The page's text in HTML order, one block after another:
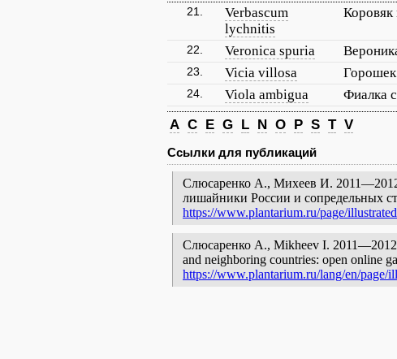
21.
Verbascum
lychnitis
22. Veronica spuria
23.
Vicia villosa
24.
Viola ambigua Фиалка
A C E G L N O P S T V
Ссылки для публикаций
Слюсаренко А., Михеев И. 2011—2012.
лишайники России и сопредельных
https://www.plantarium.ru/page/
Слюсаренко А., Mikheev I. 2011—2012.
and neighboring countries: open online
https://www.plantarium.ru/lang/en/page/